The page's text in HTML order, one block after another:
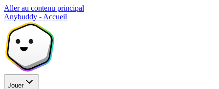
Aller au contenu principal
Anybuddy - Accueil
Jouer